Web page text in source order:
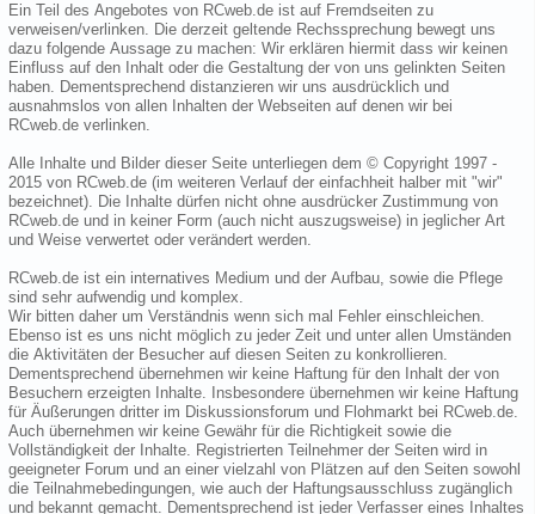
Ein Teil des Angebotes von RCweb.de ist auf Fremdseiten zu
verweisen/verlinken. Die derzeit geltende Rechssprechung bewegt uns
dazu folgende Aussage zu machen: Wir erklären hiermit dass wir keinen
Einfluss auf den Inhalt oder die Gestaltung der von uns gelinkten Seiten
haben. Dementsprechend distanzieren wir uns ausdrücklich und
ausnahmslos von allen Inhalten der Webseiten auf denen wir bei
RCweb.de verlinken.
Alle Inhalte und Bilder dieser Seite unterliegen dem © Copyright 1997 -
2015 von RCweb.de (im weiteren Verlauf der einfachheit halber mit "wir"
bezeichnet). Die Inhalte dürfen nicht ohne ausdrücker Zustimmung von
RCweb.de und in keiner Form (auch nicht auszugsweise) in jeglicher Art
und Weise verwertet oder verändert werden.
RCweb.de ist ein internatives Medium und der Aufbau, sowie die Pflege
sind sehr aufwendig und komplex.
Wir bitten daher um Verständnis wenn sich mal Fehler einschleichen.
Ebenso ist es uns nicht möglich zu jeder Zeit und unter allen Umständen
die Aktivitäten der Besucher auf diesen Seiten zu konkrollieren.
Dementsprechend übernehmen wir keine Haftung für den Inhalt der von
Besuchern erzeigten Inhalte. Insbesondere übernehmen wir keine Haftung
für Äußerungen dritter im Diskussionsforum und Flohmarkt bei RCweb.de.
Auch übernehmen wir keine Gewähr für die Richtigkeit sowie die
Vollständigkeit der Inhalte. Registrierten Teilnehmer der Seiten wird in
geeigneter Forum und an einer vielzahl von Plätzen auf den Seiten sowohl
die Teilnahmebedingungen, wie auch der Haftungsausschluss zugänglich
und bekannt gemacht. Dementsprechend ist jeder Verfasser eines Inhaltes